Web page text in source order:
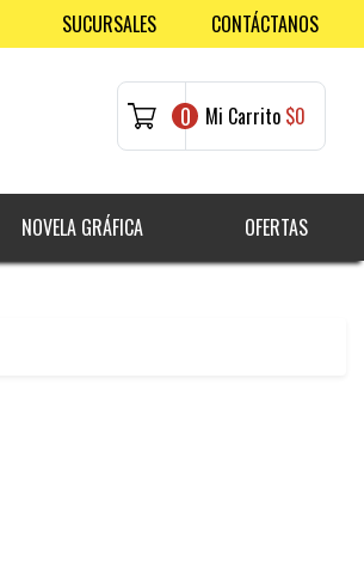
SUCURSALES CONTÁCTANOS
0 Mi Carrito $0
NOVELA GRÁFICA OFERTAS